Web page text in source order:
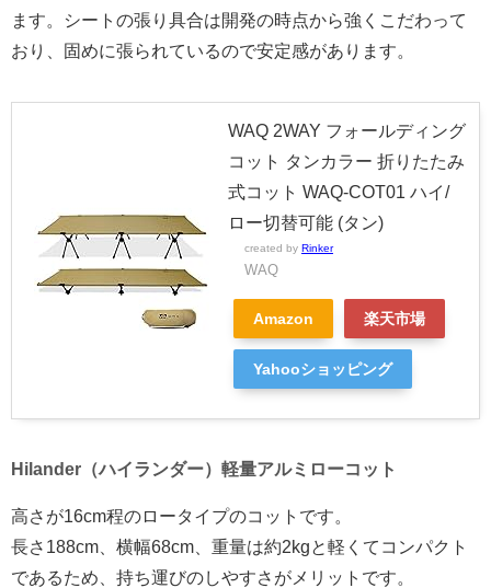
ます。シートの張り具合は開発の時点から強くこだわって
おり、固めに張られているので安定感があります。
WAQ 2WAY フォールディング
コット タンカラー 折りたたみ
式コット WAQ-COT01 ハイ/
ロー切替可能 (タン)
created by Rinker
WAQ
Amazon 楽天市場
Yahooショッピング
Hilander（ハイランダー）軽量アルミローコット
高さが16cm程のロータイプのコットです。
長さ188cm、横幅68cm、重量は約2kgと軽くてコンパクト
であるため、持ち運びのしやすさがメリットです。